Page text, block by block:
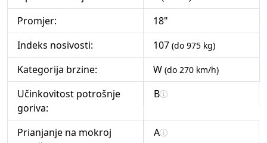
Promjer:
18"
Indeks nosivosti:
107 (do 975 kg)
Kategorija brzine: W (do 270 km/h)
Učinkovitost potrošnje
goriva:
B
Prianjanje na mokroj
A